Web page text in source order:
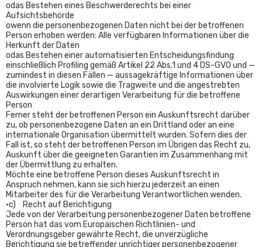
odas Bestehen eines Beschwerderechts bei einer
Aufsichtsbehörde
owenn die personenbezogenen Daten nicht bei der betroffenen
Person erhoben werden: Alle verfügbaren Informationen über die
Herkunft der Daten
odas Bestehen einer automatisierten Entscheidungsfindung
einschließlich Profiling gemäß Artikel 22 Abs.1 und 4 DS-GVO und —
zumindest in diesen Fällen — aussagekräftige Informationen über
die involvierte Logik sowie die Tragweite und die angestrebten
Auswirkungen einer derartigen Verarbeitung für die betroffene
Person
Ferner steht der betroffenen Person ein Auskunftsrecht darüber
zu, ob personenbezogene Daten an ein Drittland oder an eine
internationale Organisation übermittelt wurden. Sofern dies der
Fall ist, so steht der betroffenen Person im Übrigen das Recht zu,
Auskunft über die geeigneten Garantien im Zusammenhang mit
der Übermittlung zu erhalten.
Möchte eine betroffene Person dieses Auskunftsrecht in
Anspruch nehmen, kann sie sich hierzu jederzeit an einen
Mitarbeiter des für die Verarbeitung Verantwortlichen wenden.
•c) Recht auf Berichtigung
Jede von der Verarbeitung personenbezogener Daten betroffene
Person hat das vom Europäischen Richtlinien- und
Verordnungsgeber gewährte Recht, die unverzügliche
Berichtigung sie betreffender unrichtiger personenbezogener